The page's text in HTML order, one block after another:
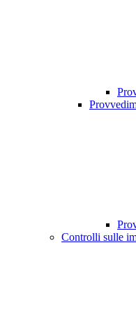
Controlli sulle